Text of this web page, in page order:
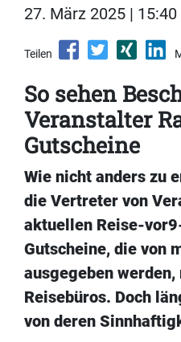
27. März 2025 | 15:40
Teilen
So sehen
Veranstalter
Gutscheine
Wie nicht anders zu
die Vertreter von
aktuellen Reise-
Gutscheine, die von
ausgegeben
Reisebüros. Doch
von deren